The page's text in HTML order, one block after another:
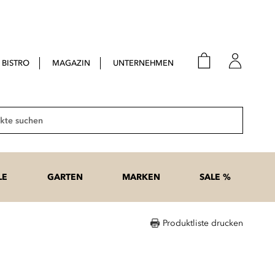
BISTRO MAGAZIN UNTERNEHMEN
Suche
GARTEN MARKEN SALE %
Produktliste drucken